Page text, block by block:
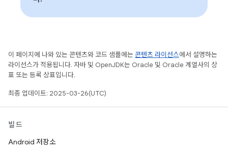
이 페이지에 나와 있는 콘텐츠와 코드 샘플에는 콘텐츠 라이선스에서 설명하는
라이선스가 적용됩니다. 자바 및 OpenJDK는 Oracle 및 Oracle 계열사의 상
표 또는 등록 상표입니다.
최종 업데이트: 2025-03-26(UTC)
빌드
Android 저장소